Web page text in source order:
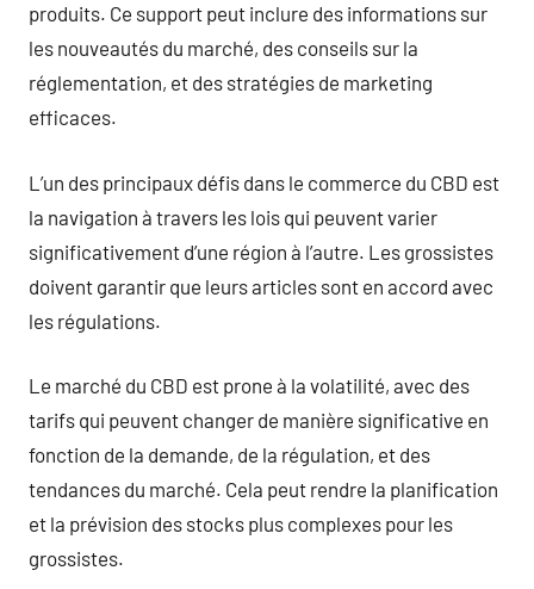
produits. Ce support peut inclure des informations sur
les nouveautés du marché, des conseils sur la
réglementation, et des stratégies de marketing
efficaces.
L’un des principaux défis dans le commerce du CBD est
la navigation à travers les lois qui peuvent varier
significativement d’une région à l’autre. Les grossistes
doivent garantir que leurs articles sont en accord avec
les régulations.
Le marché du CBD est prone à la volatilité, avec des
tarifs qui peuvent changer de manière significative en
fonction de la demande, de la régulation, et des
tendances du marché. Cela peut rendre la planification
et la prévision des stocks plus complexes pour les
grossistes.